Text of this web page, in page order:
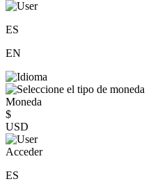
ES
EN
Moneda
$
USD
Acceder
ES